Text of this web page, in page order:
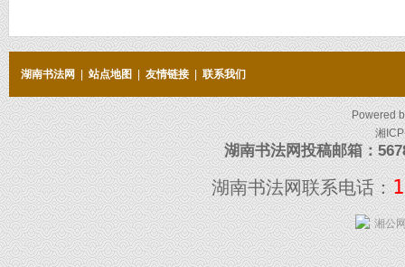
湖南书法网 站点地图 友情链接 联系我们
Powered
湘
湖南书法网投稿邮箱：
湖南书法网联系电话：
湘公